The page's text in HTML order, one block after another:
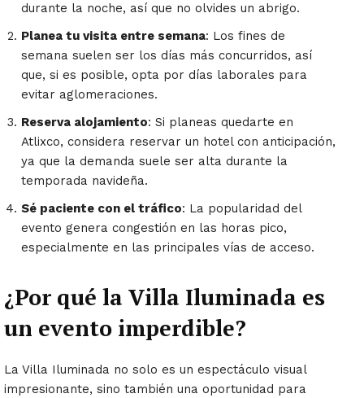
durante la noche, así que no olvides un abrigo.
Planea tu visita entre semana: Los fines de
semana suelen ser los días más concurridos, así
que, si es posible, opta por días laborales para
evitar aglomeraciones.
Reserva alojamiento: Si planeas quedarte en
Atlixco, considera reservar un hotel con anticipación,
ya que la demanda suele ser alta durante la
temporada navideña.
Sé paciente con el tráfico: La popularidad del
evento genera congestión en las horas pico,
especialmente en las principales vías de acceso.
¿Por qué la Villa Iluminada es
un evento imperdible?
La Villa Iluminada no solo es un espectáculo visual
impresionante, sino también una oportunidad para